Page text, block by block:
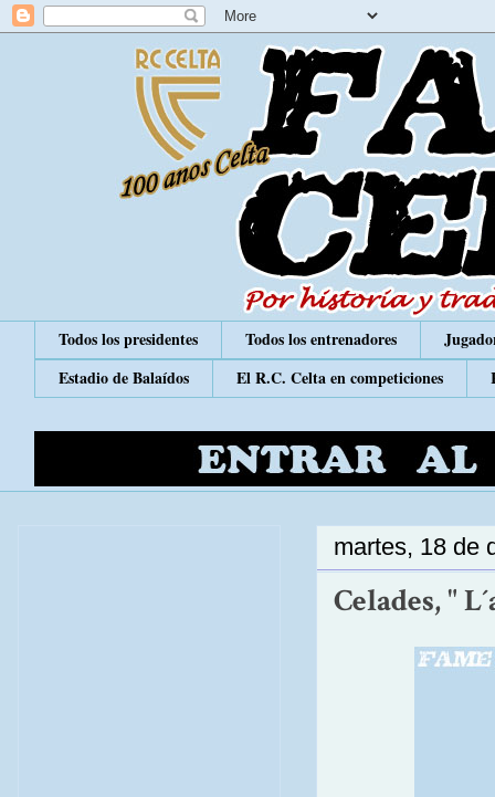
Todos los presidentes Todos los entrenadores
Estadio de Balaídos
El R.C. Celta en competiciones
martes, 18 de
Celades, "